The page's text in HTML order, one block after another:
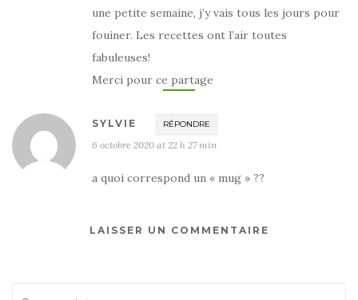
une petite semaine, j’y vais tous les jours pour
fouiner. Les recettes ont l’air toutes
fabuleuses!
Merci pour ce partage
SYLVIE RÉPONDRE
6 octobre 2020 at 22 h 27 min
a quoi correspond un « mug » ??
LAISSER UN COMMENTAIRE